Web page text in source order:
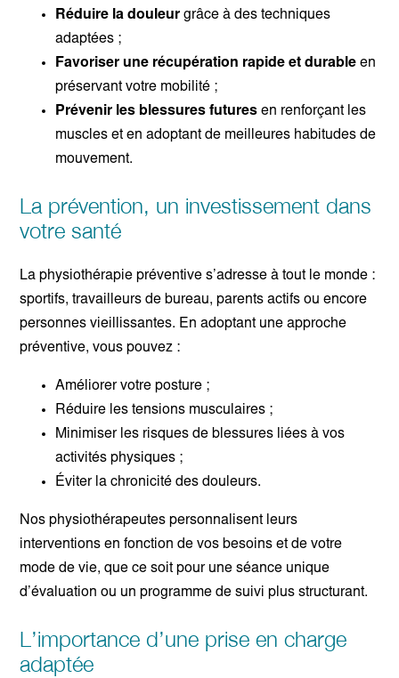
Réduire la douleur grâce à des techniques
adaptées ;
Favoriser une récupération rapide et durable en
préservant votre mobilité ;
Prévenir les blessures futures en renforçant les
muscles et en adoptant de meilleures habitudes de
mouvement.
La prévention, un investissement dans
votre santé
La physiothérapie préventive s’adresse à tout le monde :
sportifs, travailleurs de bureau, parents actifs ou encore
personnes vieillissantes. En adoptant une approche
préventive, vous pouvez :
Améliorer votre posture ;
Réduire les tensions musculaires ;
Minimiser les risques de blessures liées à vos
activités physiques ;
Éviter la chronicité des douleurs.
Nos physiothérapeutes personnalisent leurs
interventions en fonction de vos besoins et de votre
mode de vie, que ce soit pour une séance unique
d’évaluation ou un programme de suivi plus structurant.
L’importance d’une prise en charge
adaptée